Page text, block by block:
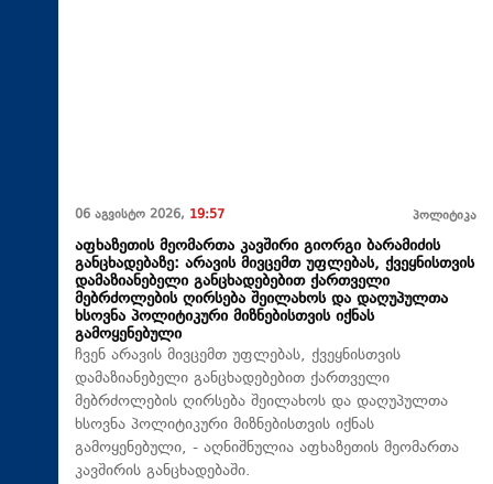
06 აგვისტო 2026, 19:57 პოლიტიკა
აფხაზეთის მეომართა კავშირი გიორგი ბარამიძის
განცხადებაზე: არავის მივცემთ უფლებას, ქვეყნისთვის
დამაზიანებელი განცხადებებით ქართველი
მებრძოლების ღირსება შეილახოს და დაღუპულთა
ხსოვნა პოლიტიკური მიზნებისთვის იქნას
გამოყენებული
ჩვენ არავის მივცემთ უფლებას, ქვეყნისთვის
დამაზიანებელი განცხადებებით ქართველი
მებრძოლების ღირსება შეილახოს და დაღუპულთა
ხსოვნა პოლიტიკური მიზნებისთვის იქნას
გამოყენებული, - აღნიშნულია აფხაზეთის მეომართა
კავშირის განცხადებაში.